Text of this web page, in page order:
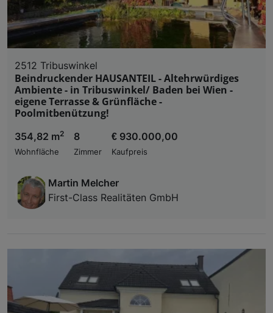
2512 Tribuswinkel
Beindruckender HAUSANTEIL - Altehrwürdiges
Ambiente - in Tribuswinkel/ Baden bei Wien -
eigene Terrasse & Grünfläche -
Poolmitbenützung!
354,82 m2
Wohnfläche
8
Zimmer
€ 930.000,00
Kaufpreis
Martin Melcher
First-Class Realitäten GmbH